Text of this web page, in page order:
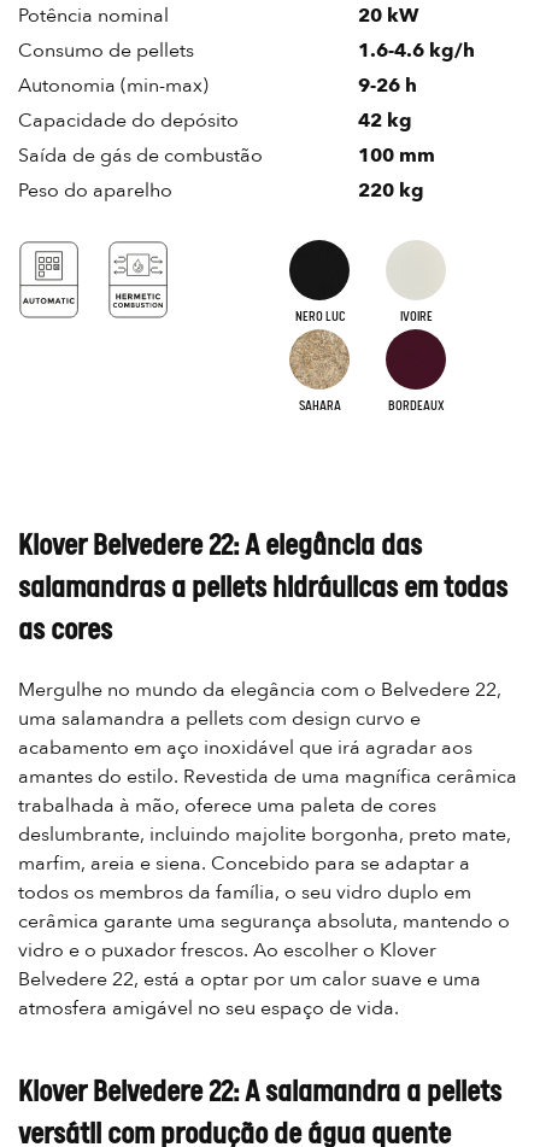
Potência nominal
20 kW
Consumo de pellets
1.6-4.6 kg/h
Autonomia (min-max)
9-26 h
Capacidade do depósito
42 kg
Saída de gás de combustão
100 mm
Peso do aparelho
220 kg
NERO LUC IVOIRE
SAHARA BORDEAUX
Klover Belvedere 22: A elegância das
salamandras a pellets hidráulicas em todas
as cores
Mergulhe no mundo da elegância com o Belvedere 22,
uma salamandra a pellets com design curvo e
acabamento em aço inoxidável que irá agradar aos
amantes do estilo. Revestida de uma magnífica cerâmica
trabalhada à mão, oferece uma paleta de cores
deslumbrante, incluindo majolite borgonha, preto mate,
marfim, areia e siena. Concebido para se adaptar a
todos os membros da família, o seu vidro duplo em
cerâmica garante uma segurança absoluta, mantendo o
vidro e o puxador frescos. Ao escolher o Klover
Belvedere 22, está a optar por um calor suave e uma
atmosfera amigável no seu espaço de vida.
Klover Belvedere 22: A salamandra a pellets
versátil com produção de água quente